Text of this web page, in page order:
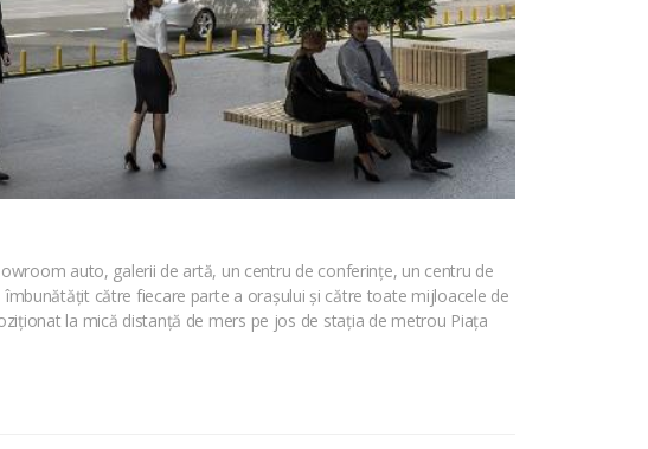
auto, galerii de artă, un centru de conferințe, un centru de
către fiecare parte a orașului și către toate mijloacele de
la mică distanță de mers pe jos de stația de metrou Piața